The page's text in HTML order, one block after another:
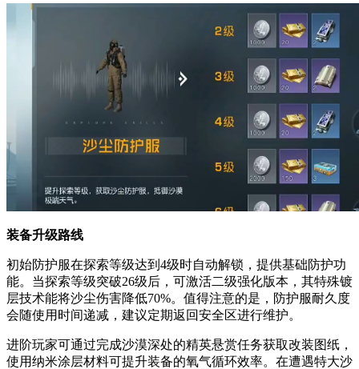
装备升级路线
初始防护服在探索等级达到4级时自动解锁，提供基础防护功
能。当探索等级突破26级后，可激活二级强化版本，其特殊镀
层技术能将沙尘伤害降低70%。值得注意的是，防护服耐久度
会随使用时间递减，建议定期返回安全区进行维护。
进阶玩家可通过完成沙漠深处的精英悬赏任务获取改装图纸，
使用纳米涂层材料可提升装备的氧气循环效率。在遭遇特大沙